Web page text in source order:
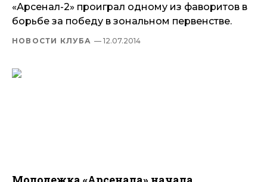
«Арсенал-2» проиграл одному из фаворитов в
борьбе за победу в зональном первенстве.
НОВОСТИ КЛУБА — 12.07.2014